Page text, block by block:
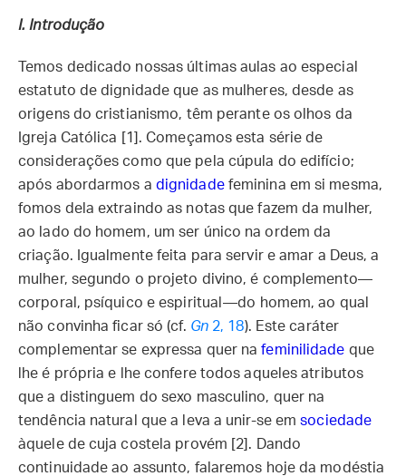
I. Introdução
Temos dedicado nossas últimas aulas ao especial
estatuto de dignidade que as mulheres, desde as
origens do cristianismo, têm perante os olhos da
Igreja Católica [1]. Começamos esta série de
considerações como que pela cúpula do edifício;
após abordarmos a dignidadefeminina em si mesma,
fomos dela extraindo as notas que fazem da mulher,
ao lado do homem, um ser único na ordem da
criação. Igualmente feita para servir e amar a Deus, a
mulher, segundo o projeto divino, é complemento—
corporal, psíquico e espiritual—do homem, ao qual
não convinha ficar só (cf. Gn2, 18). Este caráter
complementar se expressa quer nafeminilidade que
lhe é própria e lhe confere todos aqueles atributos
que a distinguem do sexo masculino, quer na
tendência natural que a leva a unir-se emsociedade
àquele de cuja costela provém [2]. Dando
continuidade ao assunto, falaremos hoje da modéstia